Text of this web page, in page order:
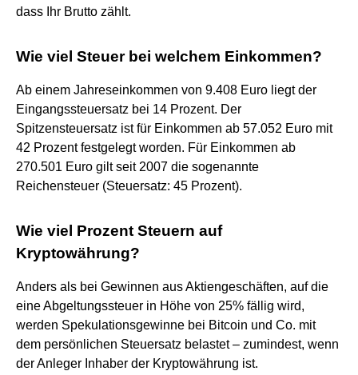
dass Ihr Brutto zählt.
Wie viel Steuer bei welchem Einkommen?
Ab einem Jahreseinkommen von 9.408 Euro liegt der
Eingangssteuersatz bei 14 Prozent. Der
Spitzensteuersatz ist für Einkommen ab 57.052 Euro mit
42 Prozent festgelegt worden. Für Einkommen ab
270.501 Euro gilt seit 2007 die sogenannte
Reichensteuer (Steuersatz: 45 Prozent).
Wie viel Prozent Steuern auf
Kryptowährung?
Anders als bei Gewinnen aus Aktiengeschäften, auf die
eine Abgeltungssteuer in Höhe von 25% fällig wird,
werden Spekulationsgewinne bei Bitcoin und Co. mit
dem persönlichen Steuersatz belastet – zumindest, wenn
der Anleger Inhaber der Kryptowährung ist.